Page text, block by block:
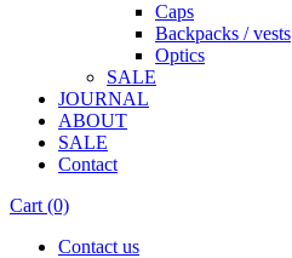
Caps
Backpacks / vests
Optics
SALE
JOURNAL
ABOUT
SALE
Contact
Cart (0)
Contact us